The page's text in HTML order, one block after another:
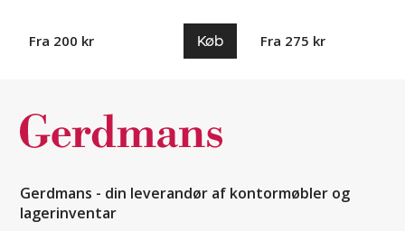
Fra 200 kr Køb Fra 275 kr
Gerdmans - din leverandør af kontormøbler og
lagerinventar